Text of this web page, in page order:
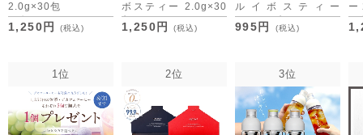
2.0g×30包
[M便 1/3]
1,250円 (税込)
ボスティー 2.0g×30
包
[M便 1/3]
1,250円 (税込)
ルイボスティー
1.5g×20包
995円 (税込)
ー
[M
1位 2位 3位